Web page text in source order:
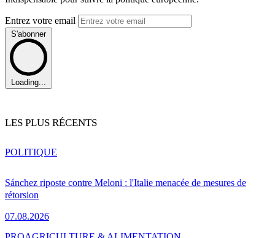
Entrez votre email
S'abonner
Loading...
LES PLUS RÉCENTS
Sánchez riposte contre Meloni : l'Italie menacée de mesures de
rétorsion
07.08.2026
POLITIQUE